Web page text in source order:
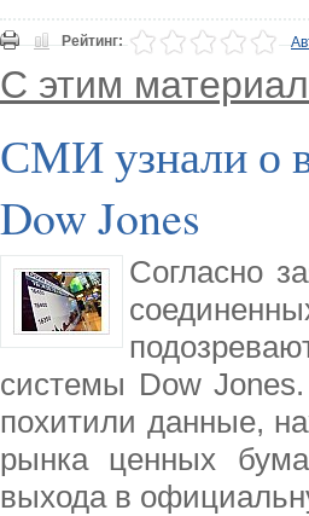
Рейтинг:
С этим
СМИ узнали о
Dow Jones
Согласно
системы Dow
похитили данные,
рынка ценных
выхода в